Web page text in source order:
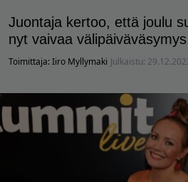
Juontaja kertoo, että joulu
nyt vaivaa
Toimittaja:Iiro Myllymaki Julkaistu: